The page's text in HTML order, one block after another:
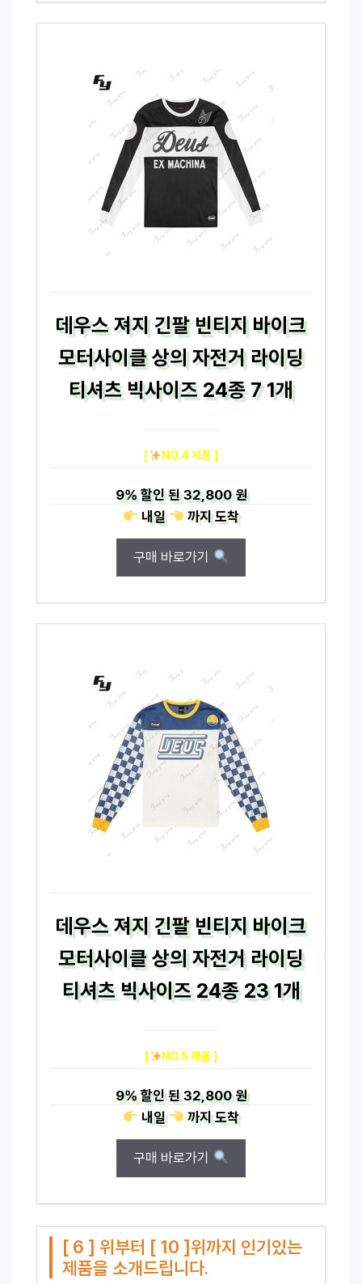
데우스 져지 긴팔 빈티지 바이크
모터사이클 상의 자전거 라이딩
티셔츠 빅사이즈 24종 7 1개
[ NO.4 제품 ]
9%할인 된32,800 원
내일
까지도착
구매 바로가기
데우스 져지 긴팔 빈티지 바이크
모터사이클 상의 자전거 라이딩
티셔츠 빅사이즈 24종 23 1개
[ NO.5 제품 ]
9%할인 된32,800 원
내일
까지도착
구매 바로가기
[ 6 ] 위부터 [ 10 ]위까지 인기있는
제품을 소개드립니다.